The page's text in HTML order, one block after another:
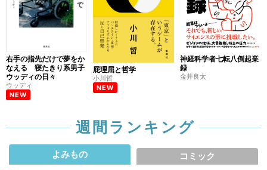
右手の指先だけで夢をか
なえる 寝たきり系男子
ウッディの日々
ウッディ
NEW
屁理屈と哲学
小川哲
NEW
神経科学者七転八倒起業
録
金井良太
週間ランキング
よみもの コミック